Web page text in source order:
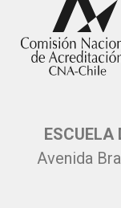
ESCUELA
Avenida